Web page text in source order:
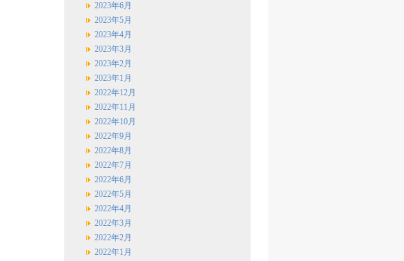
2023年6月
2023年5月
2023年4月
2023年3月
2023年2月
2023年1月
2022年12月
2022年11月
2022年10月
2022年9月
2022年8月
2022年7月
2022年6月
2022年5月
2022年4月
2022年3月
2022年2月
2022年1月